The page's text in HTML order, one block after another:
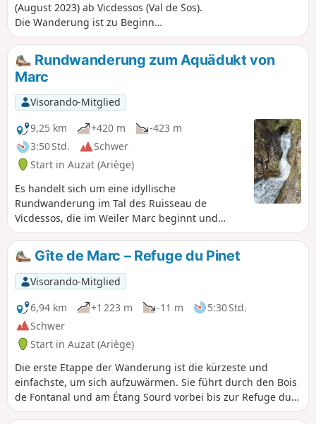
(August 2023) ab Vicdessos (Val de Sos).
Die Wanderung ist zu Beginn
anspruchsvoll. Von (2) bis (8), Steigung
30 %, Entfernung 3 km, positiver
Höhenunterschied 1000 m. Hinter dem
(6) belohnen die wunderschönen
Landschaften für die Anstrengung, die
nötig ist, um die Crête du Sarrasi (8) zu
erreichen. Von diesem hohen Punkt aus
folgt ein schöner Abstieg, immer mit
herrlichen Ausblicken. Vom Col de Grail
(13) aus ist der Rückweg über
denGR®10wesentlich angenehmer.
Hinweis: Nach dem (6) bis zum
(12)verläuft die Strecke im offenen
Gelände.
Rundwanderung zum Aquädukt von
Marc
Visorando-Mitglied
9,25 km
+420 m
-423 m
3:50 Std.
Schwer
Start in Auzat (Ariège)
Es handelt sich um eine idyllische
Rundwanderung im Tal des Ruisseau de
Vicdessos, die im Weiler Marc beginnt und
gleich zu Beginn einen steilen Aufstieg
aufweist, auf den auf halber Strecke ein
ordentlicher Abstieg folgt. Die Strecke verläuft
auf Feldwegen oder betonierten Wegen.
Gîte de Marc – Refuge du Pinet
Visorando-Mitglied
6,94 km
+1 223 m -11 m
5:30 Std.
Schwer
Start in Auzat (Ariège)
Die erste Etappe der Wanderung ist die kürzeste und
einfachste, um sich aufzuwärmen. Sie führt durch den Bois
de Fontanal und am Étang Sourd vorbei bis zur Refuge du
Pinet. Der Höhenunterschied ist dennoch beträchtlich.